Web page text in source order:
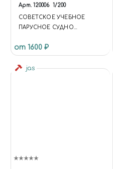
Арт. 120006 1/200
СОВЕТСКОЕ УЧЕБНОЕ
ПАРУСНОЕ СУДНО
от 1600 ₽
jas